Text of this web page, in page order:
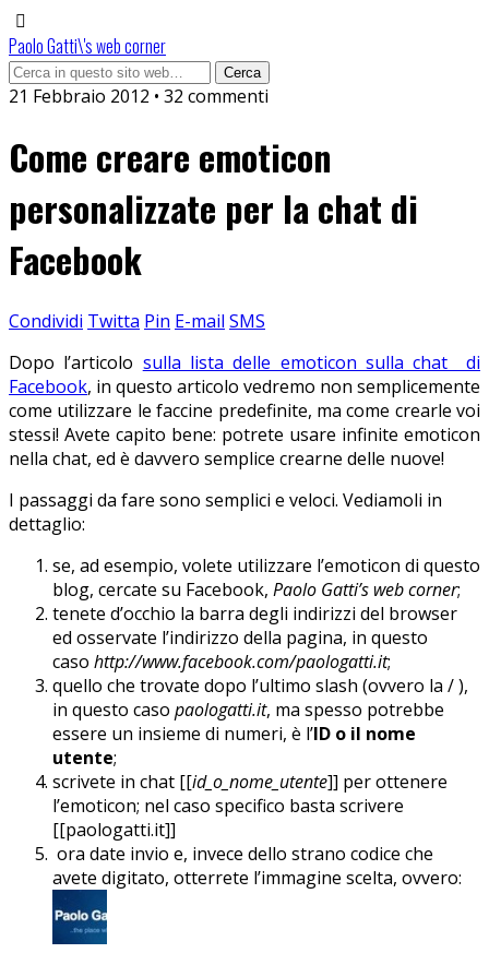
Paolo Gatti\'s web corner
21 Febbraio 2012 • 32 commenti
Come creare emoticon
personalizzate per la chat di
Facebook
Condividi Twitta Pin E-mail SMS
Dopo l’articolo sulla lista delle emoticon sulla chat di
Facebook, in questo articolo vedremo non semplicemente
come utilizzare le faccine predefinite, ma come crearle voi
stessi! Avete capito bene: potrete usare infinite emoticon
nella chat, ed è davvero semplice crearne delle nuove!
I passaggi da fare sono semplici e veloci. Vediamoli in
dettaglio:
se, ad esempio, volete utilizzare l’emoticon di questo
blog, cercate su Facebook, Paolo Gatti’s web corner;
tenete d’occhio la barra degli indirizzi del browser
ed osservate l’indirizzo della pagina, in questo
caso http://www.facebook.com/paologatti.it;
quello che trovate dopo l’ultimo slash (ovvero la / ),
in questo caso paologatti.it, ma spesso potrebbe
essere un insieme di numeri, è l’ID o il nome
utente;
scrivete in chat [[id_o_nome_utente]] per ottenere
l’emoticon; nel caso specifico basta scrivere
[[paologatti.it]]
ora date invio e, invece dello strano codice che
avete digitato, otterrete l’immagine scelta, ovvero: